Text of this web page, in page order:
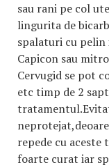
sau rani pe col
lingurita de
spalaturi cu
Capicon sau
Cervugid se pot
etc timp de 2
repede cu
foarte curat iar